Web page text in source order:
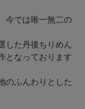
今では唯一無二の
した丹後ちりめん
となっております
のふんわりとした